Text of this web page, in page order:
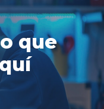
que